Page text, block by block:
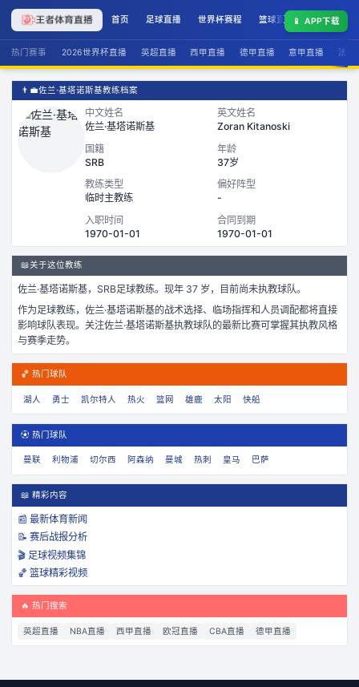
首页 足球直播 世界杯赛程 篮球直播 联赛积分
📱 APP下载
热门赛事 2026世界杯直播 英超直播 西甲直播 德甲直播 意甲直播 法甲
👨‍💼佐兰·基塔诺斯基教练档案
中文姓名
佐兰·基塔诺斯基
英文姓名
Zoran Kitanoski
国籍
SRB
年龄
37岁
教练类型
临时主教练
偏好阵型
-
入职时间
1970-01-01
合同到期
1970-01-01
📖关于这位教练
佐兰·基塔诺斯基， SRB足球教练。 现年 37 岁，
目前尚未执教球队。
作为足球教练， 佐兰·基塔诺斯基的战术选择、临场指挥和人员调配都将直接
影响球队表现。关注佐兰·基塔诺斯基执教球队的最新比赛可掌握其执教风格
与赛季走势。
🏀 热门球队
湖人 勇士 凯尔特人 热火 篮网 雄鹿 太阳 快船
⚽ 热门球队
曼联 利物浦 切尔西 阿森纳 曼城 热刺 皇马 巴萨
📖 精彩内容
📰 最新体育新闻
📝 赛后战报分析
🎬 足球视频集锦
🏀 篮球精彩视频
🔥 热门搜索
英超直播 NBA直播 西甲直播 欧冠直播 CBA直播 德甲直播